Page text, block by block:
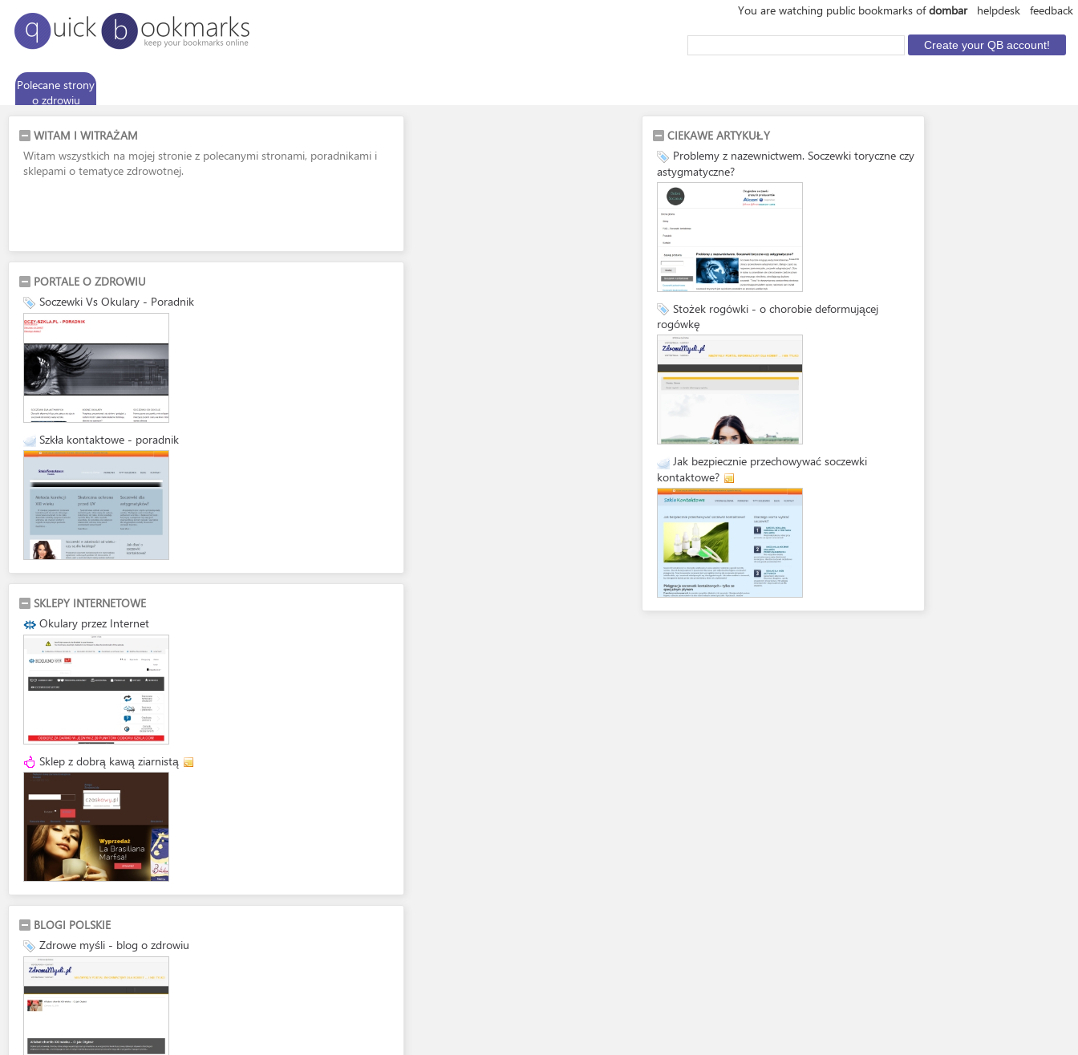
You are watching public bookmarks ofdombar helpdesk feedback
Polecane strony
o zdrowiu
WITAM I WITRAŻAM
Witam wszystkich na mojej stronie z polecanymi stronami, poradnikami i
sklepami o tematyce zdrowotnej.
PORTALE O ZDROWIU
Soczewki Vs Okulary - Poradnik
Szkła kontaktowe - poradnik
SKLEPY INTERNETOWE
Okulary przez Internet
Sklep z dobrą kawą ziarnistą
BLOGI POLSKIE
Zdrowe myśli - blog o zdrowiu
CIEKAWE ARTYKUŁY
Problemy z nazewnictwem. Soczewki toryczne czy
astygmatyczne?
Stożek rogówki - o chorobie deformującej
rogówkę
Jak bezpiecznie przechowywać soczewki
kontaktowe?